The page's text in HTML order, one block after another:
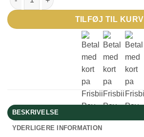
TILFØJ TIL KURV
BESKRIVELSE
YDERLIGERE INFORMATION